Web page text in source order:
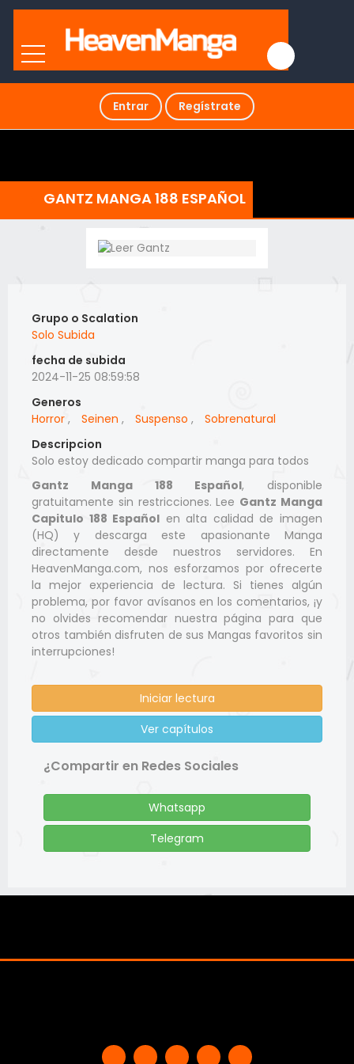
Entrar Regístrate
GANTZ MANGA 188 ESPAÑOL
Grupo o Scalation
Solo Subida
fecha de subida
2024-11-25 08:59:58
Generos
Horror , Seinen , Suspenso ,
Sobrenatural
Descripcion
Solo estoy dedicado compartir manga para todos
Gantz Manga 188 Español, disponible
gratuitamente sin restricciones. Lee Gantz Manga
Capitulo 188 Español en alta calidad de imagen
(HQ) y descarga este apasionante Manga
directamente desde nuestros servidores. En
HeavenManga.com, nos esforzamos por ofrecerte
la mejor experiencia de lectura. Si tienes algún
problema, por favor avísanos en los comentarios, ¡y
no olvides recomendar nuestra página para que
otros también disfruten de sus Mangas favoritos sin
interrupciones!
Iniciar lectura
Ver capítulos
¿Compartir en Redes Sociales
Whatsapp
Telegram